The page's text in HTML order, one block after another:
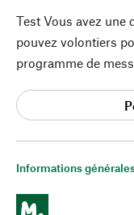
Informations
Test Vous avez une
pouvez volontiers
programme de